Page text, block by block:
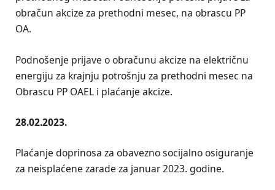
obračun akcize za prethodni mesec, na obrascu PP
OA.
Podnošenje prijave o obračunu akcize na električnu
energiju za krajnju potrošnju za prethodni mesec na
Obrascu PP OAEL i plaćanje akcize.
28.02.2023.
Plaćanje doprinosa za obavezno socijalno osiguranje
za neisplaćene zarade za januar 2023. godine.